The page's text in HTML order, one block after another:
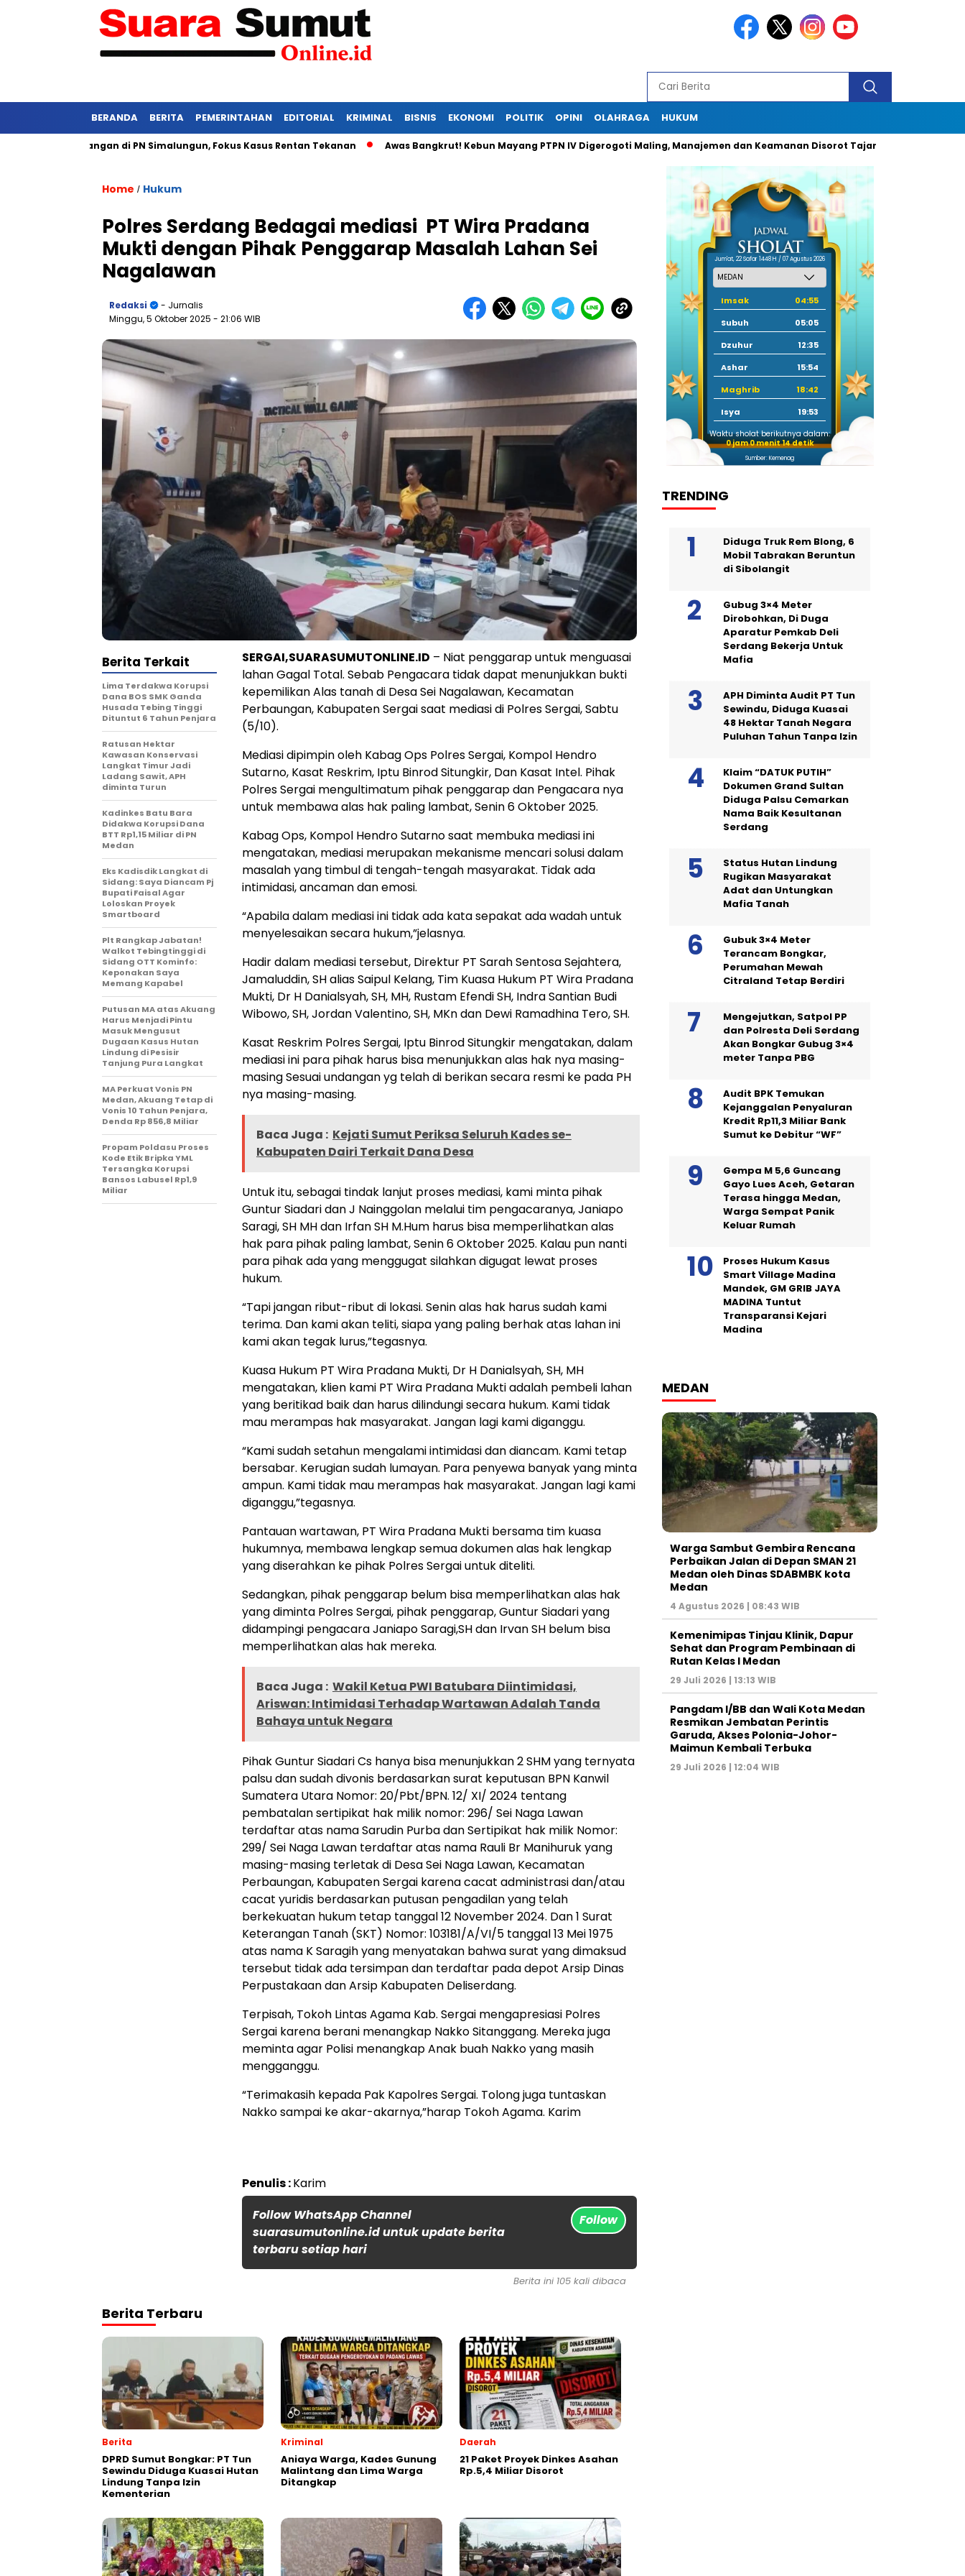
BERANDA BERITA PEMERINTAHAN EDITORIAL KRIMINAL BISNIS EKONOMI POLITIK OPINI OLAHRAGA HUKUM
Persidangan di PN Simalungun, Fokus Kasus Rentan Tekanan Awas Bangkrut! Kebun Mayang PTPN IV Digerogoti Maling, Manajemen dan Keamanan Disorot Tajam Dugaan Pungli
Home / Hukum
Polres Serdang Bedagai mediasi PT Wira Pradana
Mukti dengan Pihak Penggarap Masalah Lahan Sei
Nagalawan
Redaksi
- Jurnalis
Minggu, 5 Oktober 2025 - 21:06 WIB
SERGAI,SUARASUMUTONLINE.ID – Niat penggarap untuk menguasai
lahan Gagal Total. Sebab Pengacara tidak dapat menunjukkan bukti
kepemilikan Alas tanah di Desa Sei Nagalawan, Kecamatan
Perbaungan, Kabupaten Sergai saat mediasi di Polres Sergai, Sabtu
(5/10).
Mediasi dipimpin oleh Kabag Ops Polres Sergai, Kompol Hendro
Sutarno, Kasat Reskrim, Iptu Binrod Situngkir, Dan Kasat Intel. Pihak
Polres Sergai mengultimatum pihak penggarap dan Pengacara nya
untuk membawa alas hak paling lambat, Senin 6 Oktober 2025.
Kabag Ops, Kompol Hendro Sutarno saat membuka mediasi ini
mengatakan, mediasi merupakan mekanisme mencari solusi dalam
masalah yang timbul di tengah-tengah masyarakat. Tidak ada
intimidasi, ancaman dan emosi.
“Apabila dalam mediasi ini tidak ada kata sepakat ada wadah untuk
menyelesaikan secara hukum,”jelasnya.
Hadir dalam mediasi tersebut, Direktur PT Sarah Sentosa Sejahtera,
Jamaluddin, SH alias Saipul Kelang, Tim Kuasa Hukum PT Wira Pradana
Mukti, Dr H Danialsyah, SH, MH, Rustam Efendi SH, Indra Santian Budi
Wibowo, SH, Jordan Valentino, SH, MKn dan Dewi Ramadhina Tero, SH.
Kasat Reskrim Polres Sergai, Iptu Binrod Situngkir mengatakan, dalam
mediasi ini para pihak harus bisa menunjukkan alas hak nya masing-
masing Sesuai undangan yg telah di berikan secara resmi ke pada PH
nya masing-masing.
Baca Juga : Kejati Sumut Periksa Seluruh Kades se-
Kabupaten Dairi Terkait Dana Desa
Untuk itu, sebagai tindak lanjut proses mediasi, kami minta pihak
Guntur Siadari dan J Nainggolan melalui tim pengacaranya, Janiapo
Saragi, SH MH dan Irfan SH M.Hum harus bisa memperlihatkan alas
hak para pihak paling lambat, Senin 6 Oktober 2025. Kalau pun nanti
para pihak ada yang menggugat silahkan digugat lewat proses
hukum.
“Tapi jangan ribut-ribut di lokasi. Senin alas hak harus sudah kami
terima. Dan kami akan teliti, siapa yang paling berhak atas lahan ini
kami akan tegak lurus,”tegasnya.
Kuasa Hukum PT Wira Pradana Mukti, Dr H Danialsyah, SH, MH
mengatakan, klien kami PT Wira Pradana Mukti adalah pembeli lahan
yang beritikad baik dan harus dilindungi secara hukum. Kami tidak
mau merampas hak masyarakat. Jangan lagi kami diganggu.
“Kami sudah setahun mengalami intimidasi dan diancam. Kami tetap
bersabar. Kerugian sudah lumayan. Para penyewa banyak yang minta
ampun. Kami tidak mau merampas hak masyarakat. Jangan lagi kami
diganggu,”tegasnya.
Pantauan wartawan, PT Wira Pradana Mukti bersama tim kuasa
hukumnya, membawa lengkap semua dokumen alas hak lengkap
yang diserahkan ke pihak Polres Sergai untuk diteliti.
Sedangkan, pihak penggarap belum bisa memperlihatkan alas hak
yang diminta Polres Sergai, pihak penggarap, Guntur Siadari yang
didampingi pengacara Janiapo Saragi,SH dan Irvan SH belum bisa
memperlihatkan alas hak mereka.
Baca Juga : Wakil Ketua PWI Batubara Diintimidasi,
Ariswan: Intimidasi Terhadap Wartawan Adalah Tanda
Bahaya untuk Negara
Pihak Guntur Siadari Cs hanya bisa menunjukkan 2 SHM yang ternyata
palsu dan sudah divonis berdasarkan surat keputusan BPN Kanwil
Sumatera Utara Nomor: 20/Pbt/BPN. 12/ XI/ 2024 tentang
pembatalan sertipikat hak milik nomor: 296/ Sei Naga Lawan
terdaftar atas nama Sarudin Purba dan Sertipikat hak milik Nomor:
299/ Sei Naga Lawan terdaftar atas nama Rauli Br Manihuruk yang
masing-masing terletak di Desa Sei Naga Lawan, Kecamatan
Perbaungan, Kabupaten Sergai karena cacat administrasi dan/atau
cacat yuridis berdasarkan putusan pengadilan yang telah
berkekuatan hukum tetap tanggal 12 November 2024. Dan 1 Surat
Keterangan Tanah (SKT) Nomor: 103181/A/VI/5 tanggal 13 Mei 1975
atas nama K Saragih yang menyatakan bahwa surat yang dimaksud
tersebut tidak ada tersimpan dan terdaftar pada depot Arsip Dinas
Perpustakaan dan Arsip Kabupaten Deliserdang.
Terpisah, Tokoh Lintas Agama Kab. Sergai mengapresiasi Polres
Sergai karena berani menangkap Nakko Sitanggang. Mereka juga
meminta agar Polisi menangkap Anak buah Nakko yang masih
mengganggu.
“Terimakasih kepada Pak Kapolres Sergai. Tolong juga tuntaskan
Nakko sampai ke akar-akarnya,”harap Tokoh Agama. Karim
Penulis :Karim
Follow WhatsApp Channel
suarasumutonline.id untuk update berita
terbaru setiap hari
Follow
Berita Terkait
Lima Terdakwa Korupsi
Dana BOS SMK Ganda
Husada Tebing Tinggi
Dituntut 6 Tahun Penjara
Ratusan Hektar
Kawasan Konservasi
Langkat Timur Jadi
Ladang Sawit, APH
diminta Turun
Kadinkes Batu Bara
Didakwa Korupsi Dana
BTT Rp1,15 Miliar di PN
Medan
Eks Kadisdik Langkat di
Sidang: Saya Diancam Pj
Bupati Faisal Agar
Loloskan Proyek
Smartboard
Plt Rangkap Jabatan!
Walkot Tebingtinggi di
Sidang OTT Kominfo:
Keponakan Saya
Memang Kapabel
Putusan MA atas Akuang
Harus Menjadi Pintu
Masuk Mengusut
Dugaan Kasus Hutan
Lindung di Pesisir
Tanjung Pura Langkat
MA Perkuat Vonis PN
Medan, Akuang Tetap di
Vonis 10 Tahun Penjara,
Denda Rp 856,8 Miliar
Propam Poldasu Proses
Kode Etik Bripka YML
Tersangka Korupsi
Bansos Labusel Rp1,9
Miliar
Berita ini 105 kali dibaca
Berita Terbaru
Berita
DPRD Sumut Bongkar: PT Tun
Sewindu Diduga Kuasai Hutan
Lindung Tanpa Izin
Kementerian
Kriminal
Aniaya Warga, Kades Gunung
Malintang dan Lima Warga
Ditangkap
Daerah
21 Paket Proyek Dinkes Asahan
Rp.5,4 Miliar Disorot
Jum'at, 22 Safar 1448 H / 07 Agustus 2026
Imsak
04:55
Subuh
05:05
Dzuhur
12:35
Ashar
15:54
Maghrib
18:42
Isya
19:53
Waktu sholat berikutnya dalam:
0 jam 0 menit 13 detik
Sumber: Kemenag
TRENDING
Diduga Truk Rem Blong, 6
Mobil Tabrakan Beruntun
di Sibolangit
Gubug 3×4 Meter
Dirobohkan, Di Duga
Aparatur Pemkab Deli
Serdang Bekerja Untuk
Mafia
APH Diminta Audit PT Tun
Sewindu, Diduga Kuasai
48 Hektar Tanah Negara
Puluhan Tahun Tanpa Izin
Klaim “DATUK PUTIH”
Dokumen Grand Sultan
Diduga Palsu Cemarkan
Nama Baik Kesultanan
Serdang
Status Hutan Lindung
Rugikan Masyarakat
Adat dan Untungkan
Mafia Tanah
Gubuk 3×4 Meter
Terancam Bongkar,
Perumahan Mewah
Citraland Tetap Berdiri
Mengejutkan, Satpol PP
dan Polresta Deli Serdang
Akan Bongkar Gubug 3×4
meter Tanpa PBG
Audit BPK Temukan
Kejanggalan Penyaluran
Kredit Rp11,3 Miliar Bank
Sumut ke Debitur “WF”
Gempa M 5,6 Guncang
Gayo Lues Aceh, Getaran
Terasa hingga Medan,
Warga Sempat Panik
Keluar Rumah
Proses Hukum Kasus
Smart Village Madina
Mandek, GM GRIB JAYA
MADINA Tuntut
Transparansi Kejari
Madina
MEDAN
Warga Sambut Gembira Rencana
Perbaikan Jalan di Depan SMAN 21
Medan oleh Dinas SDABMBK kota
Medan
4 Agustus 2026 | 08:43 WIB
Kemenimipas Tinjau Klinik, Dapur
Sehat dan Program Pembinaan di
Rutan Kelas I Medan
29 Juli 2026 | 13:13 WIB
Pangdam I/BB dan Wali Kota Medan
Resmikan Jembatan Perintis
Garuda, Akses Polonia-Johor-
Maimun Kembali Terbuka
29 Juli 2026 | 12:04 WIB